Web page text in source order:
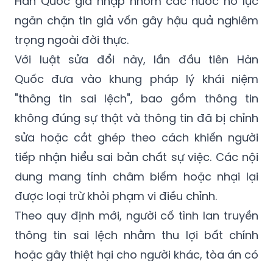
trọng ngoài đời thực.
Với luật sửa đổi này, lần đầu tiên Hàn
Quốc đưa vào khung pháp lý khái niệm
"thông tin sai lệch", bao gồm thông tin
không đúng sự thật và thông tin đã bị chỉnh
sửa hoặc cắt ghép theo cách khiến người
tiếp nhận hiểu sai bản chất sự việc. Các nội
dung mang tính châm biếm hoặc nhại lại
được loại trừ khỏi phạm vi điều chỉnh.
Theo quy định mới, người cố tình lan truyền
thông tin sai lệch nhằm thu lợi bất chính
hoặc gây thiệt hại cho người khác, tòa án có
thể áp dụng mức bồi thường thiệt hại mang